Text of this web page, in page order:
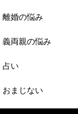
離婚の悩み
義両親の悩み
占い
おまじない